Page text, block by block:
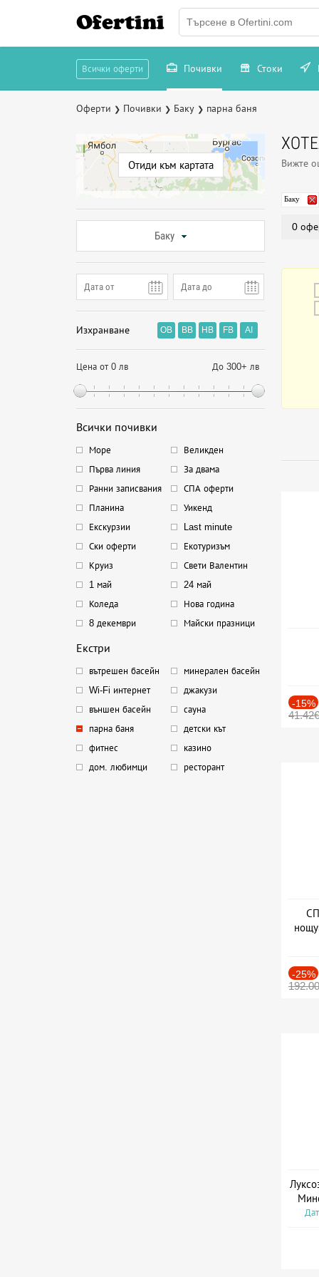
Ofertini
Всички оферти Почивки Стоки
Оферти ❯ Почивки ❯ Баку ❯ парна баня
Отиди към картата
Баку
Изхранване OB BB HB FB AI
Цена от 0 лв До 300+ лв
Всички почивки
Море
Великден
Първа линия
За двама
Ранни записвания
СПА оферти
Планина
Уикенд
Екскурзии
Last minute
Ски оферти
Екотуризъм
Круиз
Свети Валентин
1 май
24 май
Коледа
Нова година
8 декември
Майски празници
Екстри
вътрешен басейн
минерален басейн
Wi-Fi интернет
джакузи
външен басейн
сауна
парна баня
детски кът
фитнес
казино
дом. любимци
ресторант
Вижте
Баку
0
-15%
41.42€
-25%